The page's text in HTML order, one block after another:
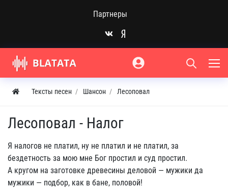
Партнеры
Тексты песен Шансон Лесоповал
Лесоповал - Налог
Я налогов не платил, ну не платил и не платил, за
бездетность за мою мне Бог простил и суд простил.
А кругом на заготовке древесины деловой — мужики да
мужики — подбор, как в бане, половой!